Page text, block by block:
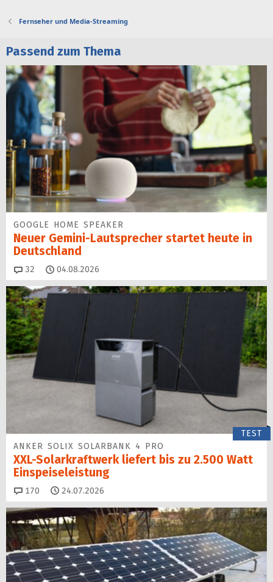
Fernseher und Media-Streaming
Passend zum Thema
GOOGLE HOME SPEAKER
Neuer Gemini-Laut­spre­cher startet heu­te in
Deutschland
32 Kommentare
04.08.2026
TEST
ANKER SOLIX SOLARBANK 4 PRO
XXL-Solarkraftwerk liefert bis zu 2.500 Watt
Einspeise­leistung
170 Kommentare
24.07.2026